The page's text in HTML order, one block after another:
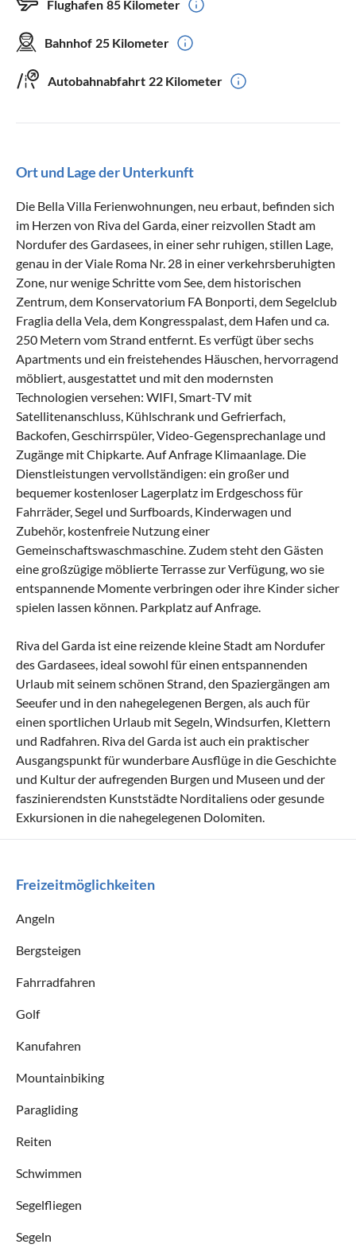
Flughafen 85 Kilometer
Bahnhof 25 Kilometer
Autobahnabfahrt 22 Kilometer
Ort und Lage der Unterkunft
Die Bella Villa Ferienwohnungen, neu erbaut, befinden sich
im Herzen von Riva del Garda, einer reizvollen Stadt am
Nordufer des Gardasees, in einer sehr ruhigen, stillen Lage,
genau in der Viale Roma Nr. 28 in einer verkehrsberuhigten
Zone, nur wenige Schritte vom See, dem historischen
Zentrum, dem Konservatorium FA Bonporti, dem Segelclub
Fraglia della Vela, dem Kongresspalast, dem Hafen und ca.
250 Metern vom Strand entfernt. Es verfügt über sechs
Apartments und ein freistehendes Häuschen, hervorragend
möbliert, ausgestattet und mit den modernsten
Technologien versehen: WIFI, Smart-TV mit
Satellitenanschluss, Kühlschrank und Gefrierfach,
Backofen, Geschirrspüler, Video-Gegensprechanlage und
Zugänge mit Chipkarte. Auf Anfrage Klimaanlage. Die
Dienstleistungen vervollständigen: ein großer und
bequemer kostenloser Lagerplatz im Erdgeschoss für
Fahrräder, Segel und Surfboards, Kinderwagen und
Zubehör, kostenfreie Nutzung einer
Gemeinschaftswaschmaschine. Zudem steht den Gästen
eine großzügige möblierte Terrasse zur Verfügung, wo sie
entspannende Momente verbringen oder ihre Kinder sicher
spielen lassen können. Parkplatz auf Anfrage.
Riva del Garda ist eine reizende kleine Stadt am Nordufer
des Gardasees, ideal sowohl für einen entspannenden
Urlaub mit seinem schönen Strand, den Spaziergängen am
Seeufer und in den nahegelegenen Bergen, als auch für
einen sportlichen Urlaub mit Segeln, Windsurfen, Klettern
und Radfahren. Riva del Garda ist auch ein praktischer
Ausgangspunkt für wunderbare Ausflüge in die Geschichte
und Kultur der aufregenden Burgen und Museen und der
faszinierendsten Kunststädte Norditaliens oder gesunde
Exkursionen in die nahegelegenen Dolomiten.
Freizeitmöglichkeiten
Angeln
Bergsteigen
Fahrradfahren
Golf
Kanufahren
Mountainbiking
Paragliding
Reiten
Schwimmen
Segelfliegen
Segeln